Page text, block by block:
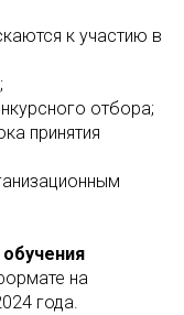
к участию в
отбора;
принятия
на
года.